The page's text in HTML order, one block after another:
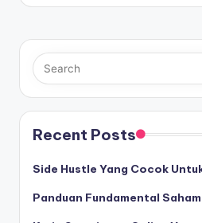
Recent Posts
Side Hustle Yang Cocok
Panduan Fundamental